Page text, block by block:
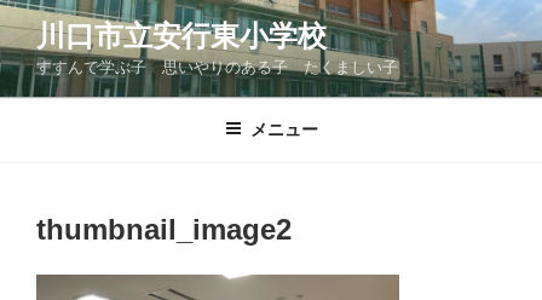
コ
ン
テ
ン
川口市立安行東小学校
すすんで学ぶ子 思いやりのある子 たくましい子
メニュー
thumbnail_image2